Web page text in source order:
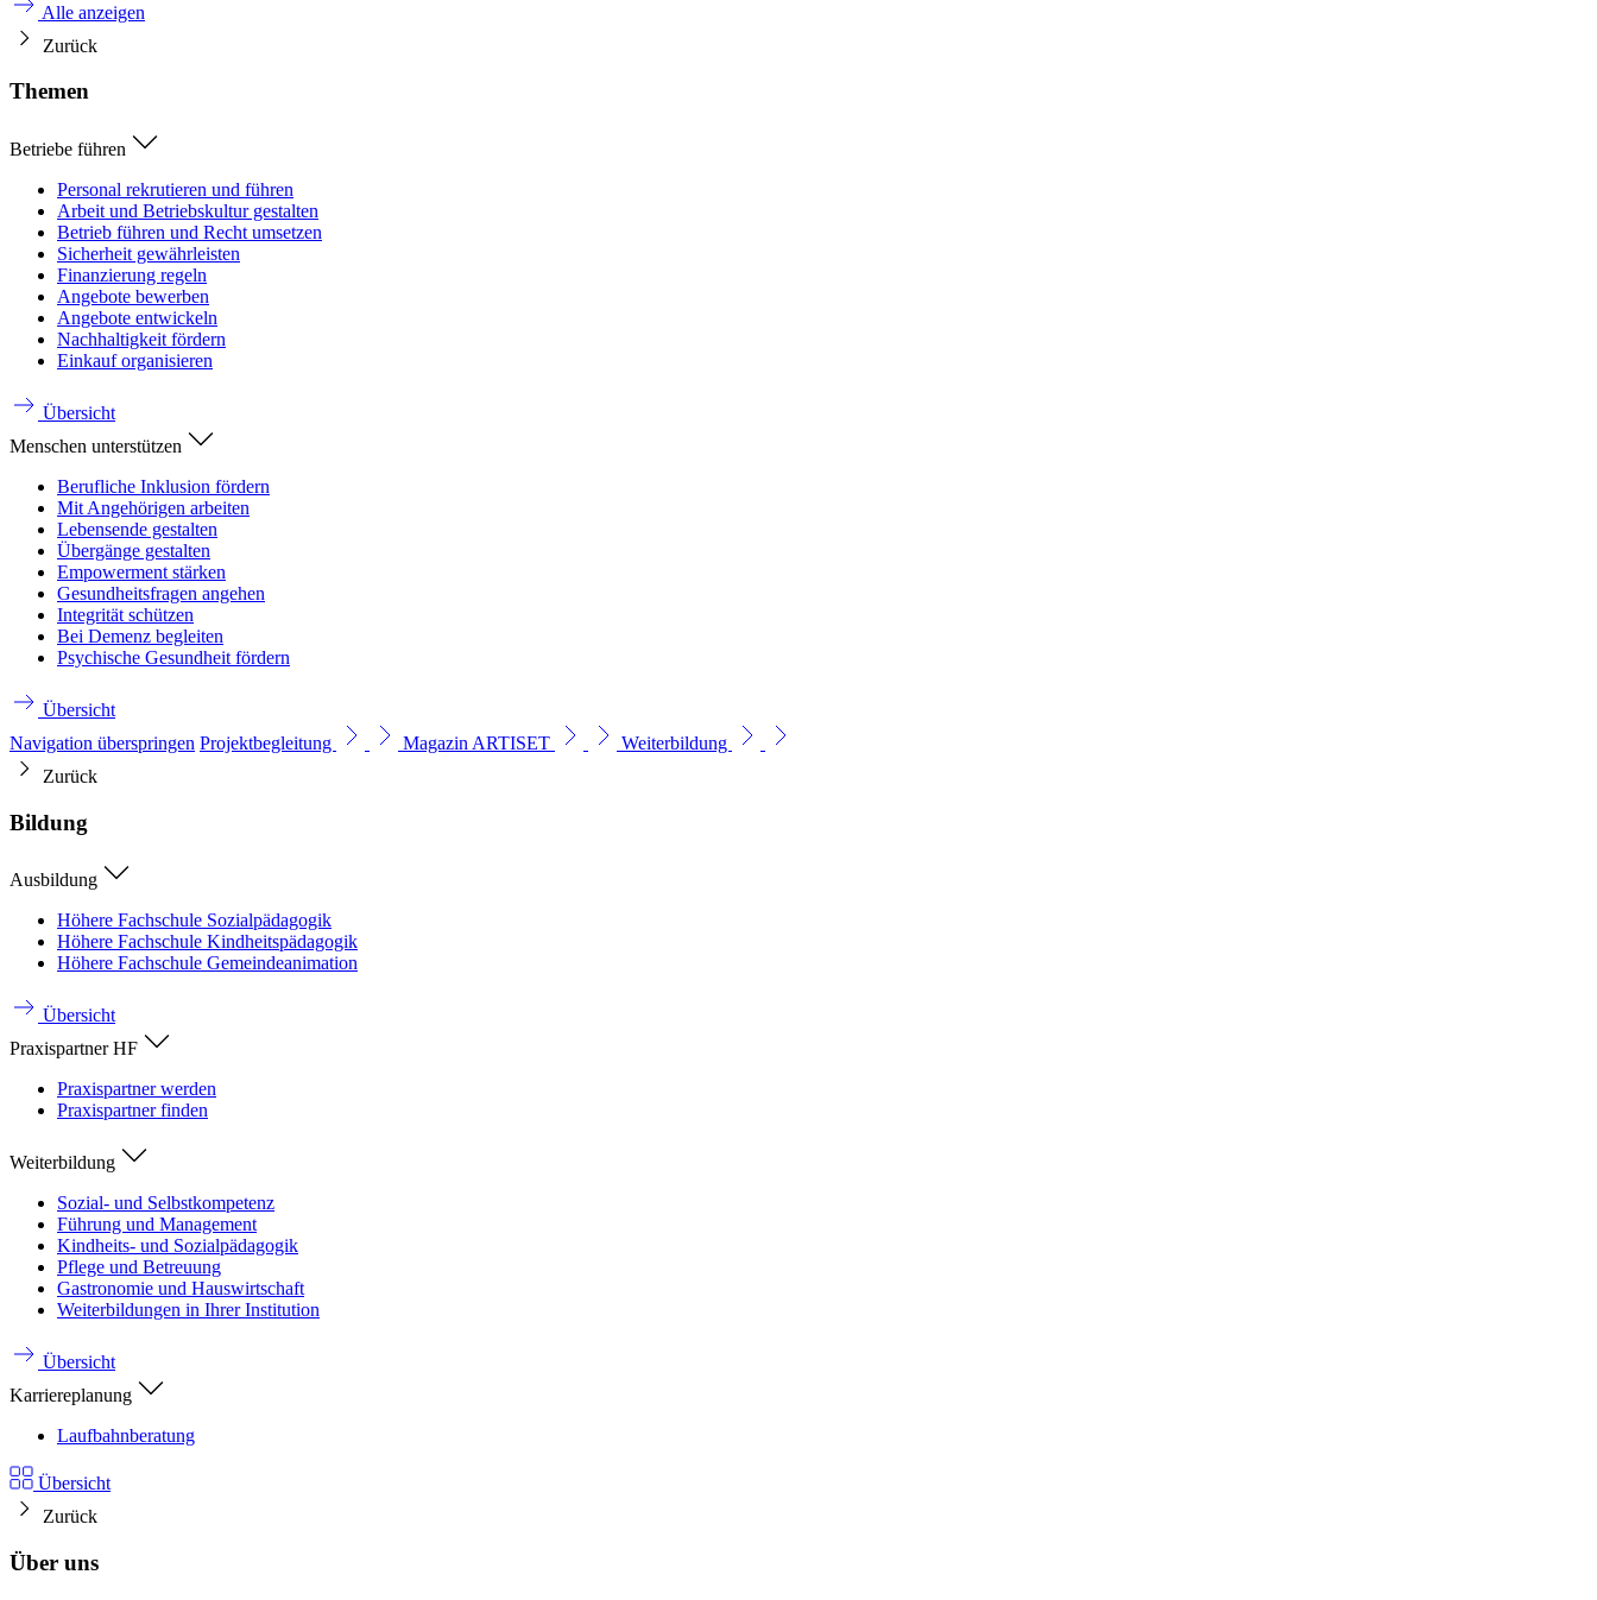
Alle anzeigen
Zurück
Themen
Betriebe führen
Personal rekrutieren und führen
Arbeit und Betriebskultur gestalten
Betrieb führen und Recht umsetzen
Sicherheit gewährleisten
Finanzierung regeln
Angebote bewerben
Angebote entwickeln
Nachhaltigkeit fördern
Einkauf organisieren
Übersicht
Menschen unterstützen
Berufliche Inklusion fördern
Mit Angehörigen arbeiten
Lebensende gestalten
Übergänge gestalten
Empowerment stärken
Gesundheitsfragen angehen
Integrität schützen
Bei Demenz begleiten
Psychische Gesundheit fördern
Übersicht
Navigation überspringen Projektbegleitung Magazin ARTISET
Weiterbildung
Zurück
Bildung
Ausbildung
Höhere Fachschule Sozialpädagogik
Höhere Fachschule Kindheitspädagogik
Höhere Fachschule Gemeindeanimation
Übersicht
Praxispartner HF
Praxispartner werden
Praxispartner finden
Weiterbildung
Sozial- und Selbstkompetenz
Führung und Management
Kindheits- und Sozialpädagogik
Pflege und Betreuung
Gastronomie und Hauswirtschaft
Weiterbildungen in Ihrer Institution
Übersicht
Karriereplanung
Laufbahnberatung
Übersicht
Zurück
Über uns